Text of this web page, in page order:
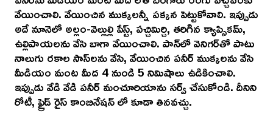
వేయించాలి. వేయించిన ముక్కలన్నీ పక్కన పెట్టుకోవాలి. ఇప్పుడు
అదే నూనెలో అల్లం-వెల్లుల్లి పేస్ట్, పచ్చిమిర్చి, తరిగిన క్యాప్సికమ్,
ఉల్లిపాయలను వేసి బాగా వేయించాలి. పాన్‌లో వెనిగర్‌తో పాటు
నాలుగు రకాల సాస్‌లను వేసి, వేయించిన పనీర్ ముక్కలను వేసి
మీడియం మంట మీద 4 నుండి 5 నిమిషాలు ఉడికించాలి.
ఇప్పుడు వేడి వేడి పనీర్ మంచూరియాను సర్వ్ చేసుకోండి. దీనిని
రోటీ, ఫ్రైడ్ రైస్ కాంబినేషన్ లో కూడా తినవచ్చు.